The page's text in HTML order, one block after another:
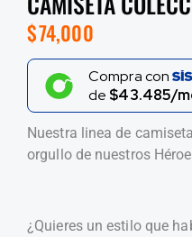
$74,000
Compra con
de $43.485/
Nuestra linea de
orgullo de nuestros
¿Quieres un estilo que